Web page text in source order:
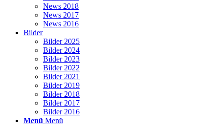
News 2018
News 2017
News 2016
Bilder
Bilder 2025
Bilder 2024
Bilder 2023
Bilder 2022
Bilder 2021
Bilder 2019
Bilder 2018
Bilder 2017
Bilder 2016
Menü Menü